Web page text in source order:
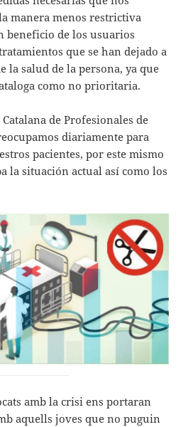
manera menos restrictiva
beneficio de los usuarios
que se han dejado a
la salud de la persona, ya que
como no prioritaria.
de Profesionales de
diariamente para
pacientes, por este mismo
la situación actual así como los
amb la crisi ens portaran
aquells joves que no puguin